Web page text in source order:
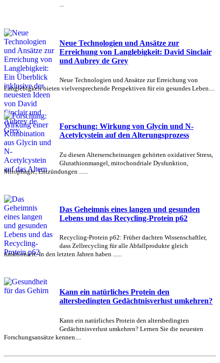
...
Neue Technologien und Ansätze zur
Erreichung von Langlebigkeit: David Sinclair
und Aubrey de Grey
Neue Technologien und Ansätze zur Erreichung von
Langlebigkeit bieten vielversprechende Perspektiven für ein gesundes Leben....
Forschung: Wirkung von Glycin und N-
Acetylcystein auf den Alterungsprozess
Zu diesen Alterserscheinungen gehörten oxidativer Stress,
Glutathionmangel, mitochondriale Dysfunktion,
Mitophagie, Entzündungen ......
Das Geheimnis eines langen und gesunden
Lebens und das Recycling-Protein p62
Recycling-Protein p62: Früher dachten Wissenschaftler,
dass Zellrecycling für alle Abfallprodukte gleich
funktioniert. In den letzten Jahren haben ......
Kann ein natürliches Protein den
altersbedingten Gedächtnisverlust umkehren?
Kann ein natürliches Protein den altersbedingten
Gedächtnisverlust umkehren? Lernen Sie die neuesten
Forschungsansätze kennen....